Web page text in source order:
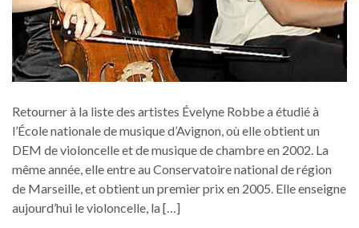
Retourner à la liste des artistes Évelyne Robbe a étudié à
l’École nationale de musique d’Avignon, où elle obtient un
DEM de violoncelle et de musique de chambre en 2002. La
même année, elle entre au Conservatoire national de région
de Marseille, et obtient un premier prix en 2005. Elle enseigne
aujourd’hui le violoncelle, la […]